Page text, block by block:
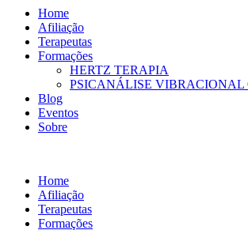
Home
Afiliação
Terapeutas
Formações
HERTZ TERAPIA
PSICANÁLISE VIBRACIONAL
Blog
Eventos
Sobre
Home
Afiliação
Terapeutas
Formações